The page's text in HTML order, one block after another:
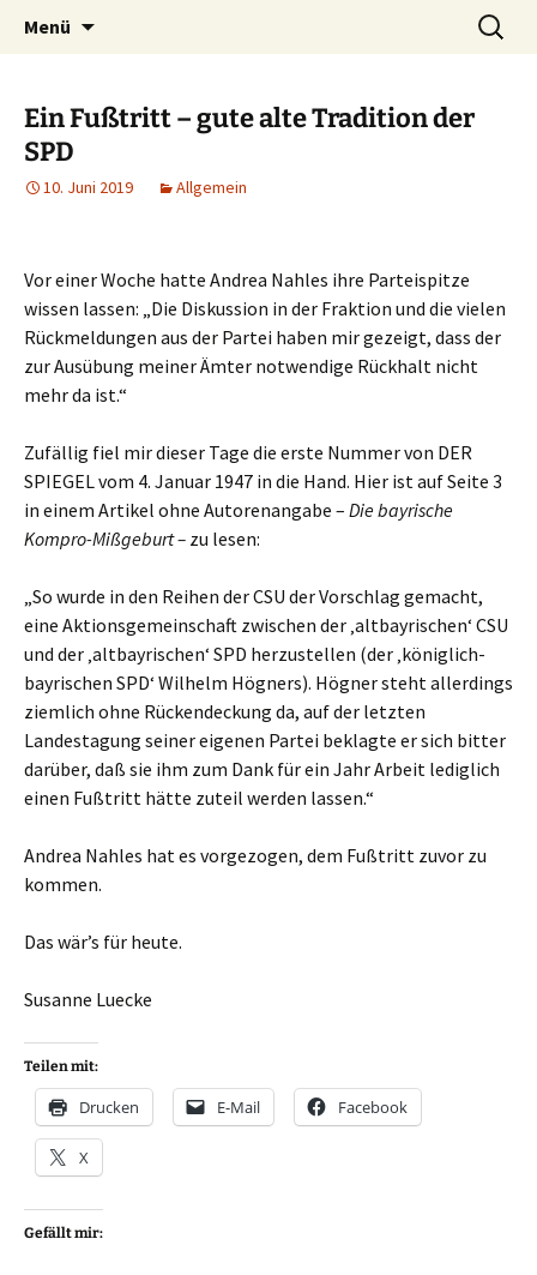
Nestbeschmutzer
Die Autorin Susanne Lücke räumt auf
Menü
Suchen
nach:
Ein Fußtritt – gute alte Tradition der
SPD
10. Juni 2019 Allgemein
Vor einer Woche hatte Andrea Nahles ihre Parteispitze
wissen lassen: „Die Diskussion in der Fraktion und die vielen
Rückmeldungen aus der Partei haben mir gezeigt, dass der
zur Ausübung meiner Ämter notwendige Rückhalt nicht
mehr da ist.“
Zufällig fiel mir dieser Tage die erste Nummer von DER
SPIEGEL vom 4. Januar 1947 in die Hand. Hier ist auf Seite 3
in einem Artikel ohne Autorenangabe – Die bayrische
Kompro-Mißgeburt – zu lesen:
„So wurde in den Reihen der CSU der Vorschlag gemacht,
eine Aktionsgemeinschaft zwischen der ‚altbayrischen‘ CSU
und der ‚altbayrischen‘ SPD herzustellen (der ‚königlich-
bayrischen SPD‘ Wilhelm Högners). Högner steht allerdings
ziemlich ohne Rückendeckung da, auf der letzten
Landestagung seiner eigenen Partei beklagte er sich bitter
darüber, daß sie ihm zum Dank für ein Jahr Arbeit lediglich
einen Fußtritt hätte zuteil werden lassen.“
Andrea Nahles hat es vorgezogen, dem Fußtritt zuvor zu
kommen.
Das wär’s für heute.
Susanne Luecke
Teilen mit:
Drucken E-Mail Facebook
X
Gefällt mir: